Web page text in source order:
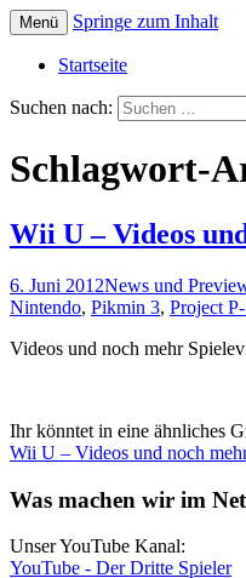
Der Dritte
Menü Springe zum Inhalt
Startseite
Suchen nach:
Schlagwort-
Wii U – Videos
6. Juni 2012News und
Nintendo, Pikmin 3, Project
Videos und noch mehr
Ihr könntet in eine ähnliches
Wii U – Videos und noch
Was machen wir im
Unser YouTube Kanal:
YouTube - Der Dritte Spieler